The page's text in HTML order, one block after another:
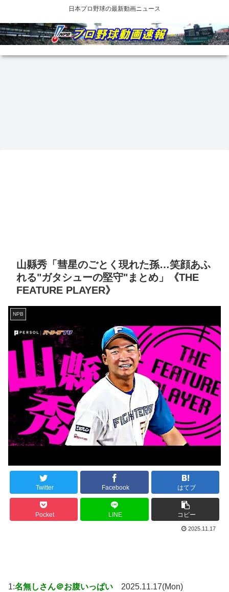
日本プロ野球の最新動画ニュース
山縣秀「彗星のごとく現れた孫…笑顔あふ
れる"ガタシューの堅守"まとめ」《THE
FEATURE PLAYER》
NPB
Twitter Facebook はてブ
Pocket LINE コピー
2025.11.17
1:名無しさん＠お腹いっぱい 2025.11.17(Mon)